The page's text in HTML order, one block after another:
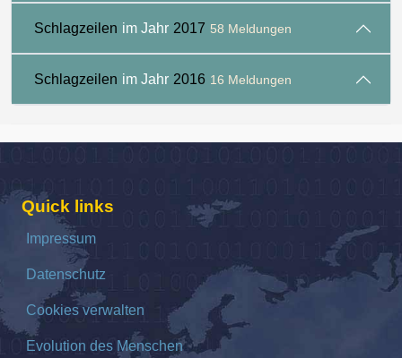
Schlagzeilen im Jahr 2017 58 Meldungen
Schlagzeilen im Jahr 2016 16 Meldungen
Quick links
Impressum
Datenschutz
Cookies verwalten
Evolution des Menschen